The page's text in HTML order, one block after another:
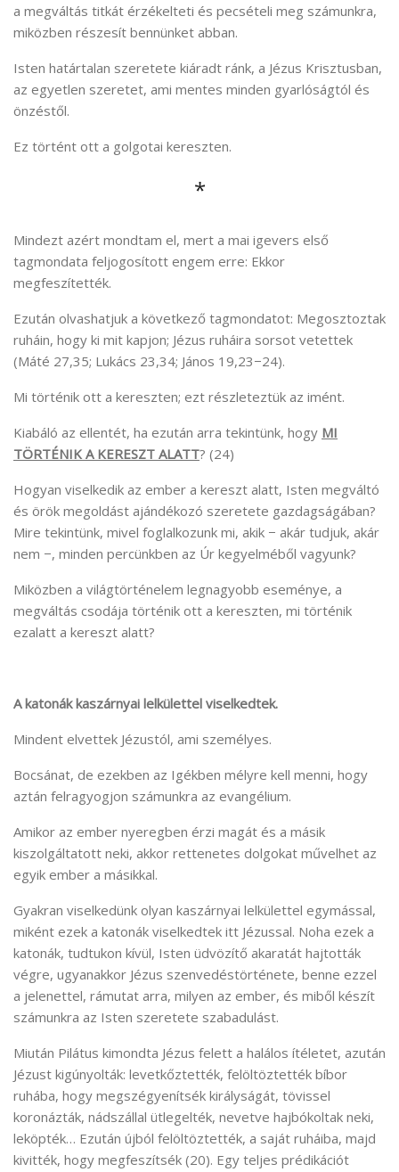
a megváltás titkát érzékelteti és pecsételi meg számunkra,
miközben részesít bennünket abban.
Isten határtalan szeretete kiáradt ránk, a Jézus Krisztusban,
az egyetlen szeretet, ami mentes minden gyarlóságtól és
önzéstől.
Ez történt ott a golgotai kereszten.
*
Mindezt azért mondtam el, mert a mai igevers első
tagmondata feljogosított engem erre: Ekkor
megfeszítették.
Ezután olvashatjuk a következő tagmondatot: Megosztoztak
ruháin, hogy ki mit kapjon; Jézus ruháira sorsot vetettek
(Máté 27,35; Lukács 23,34; János 19,23−24).
Mi történik ott a kereszten; ezt részleteztük az imént.
Kiabáló az ellentét, ha ezután arra tekintünk, hogy MI
TÖRTÉNIK A KERESZT ALATT? (24)
Hogyan viselkedik az ember a kereszt alatt, Isten megváltó
és örök megoldást ajándékozó szeretete gazdagságában?
Mire tekintünk, mivel foglalkozunk mi, akik − akár tudjuk, akár
nem −, minden percünkben az Úr kegyelméből vagyunk?
Miközben a világtörténelem legnagyobb eseménye, a
megváltás csodája történik ott a kereszten, mi történik
ezalatt a kereszt alatt?
A katonák kaszárnyai lelkülettel viselkedtek.
Mindent elvettek Jézustól, ami személyes.
Bocsánat, de ezekben az Igékben mélyre kell menni, hogy
aztán felragyogjon számunkra az evangélium.
Amikor az ember nyeregben érzi magát és a másik
kiszolgáltatott neki, akkor rettenetes dolgokat művelhet az
egyik ember a másikkal.
Gyakran viselkedünk olyan kaszárnyai lelkülettel egymással,
miként ezek a katonák viselkedtek itt Jézussal. Noha ezek a
katonák, tudtukon kívül, Isten üdvözítő akaratát hajtották
végre, ugyanakkor Jézus szenvedéstörténete, benne ezzel
a jelenettel, rámutat arra, milyen az ember, és miből készít
számunkra az Isten szeretete szabadulást.
Miután Pilátus kimondta Jézus felett a halálos ítéletet, azután
Jézust kigúnyolták: levetkőztették, felöltöztették bíbor
ruhába, hogy megszégyenítsék királyságát, tövissel
koronázták, nádszállal ütlegelték, nevetve hajbókoltak neki,
leköpték… Ezután újból felöltöztették, a saját ruháiba, majd
kivitték, hogy megfeszítsék (20). Egy teljes prédikációt